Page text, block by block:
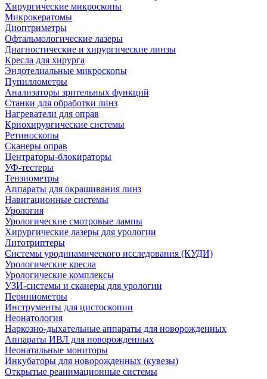
Хирургические микроскопы
Микрокератомы
Диоптриметры
Офтальмологические лазеры
Диагностические и хирургические линзы
Кресла для хирурга
Эндотелиальные микроскопы
Пупиллометры
Анализаторы зрительных функций
Станки для обработки линз
Нагреватели для оправ
Криохирургические системы
Ретиноскопы
Сканеры оправ
Центраторы-блокираторы
УФ-тестеры
Тензиометры
Аппараты для окрашивания линз
Навигационные системы
Урология
Урологические смотровые лампы
Хирургические лазеры для урологии
Литотриптеры
Системы уродинамического исследования (КУДИ)
Урологические кресла
Урологические комплексы
УЗИ-системы и сканеры для урологии
Периниометры
Инструменты для цистоскопии
Неонатология
Наркозно-дыхательные аппараты для новорожденных
Аппараты ИВЛ для новорожденных
Неонатальные мониторы
Инкубаторы для новорожденных (кувезы)
Открытые реанимационные системы